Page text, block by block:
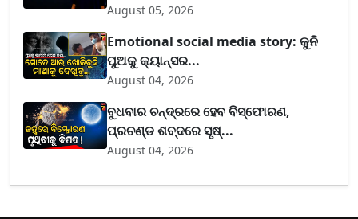
August 05, 2026
Emotional social media story: କୁନି
ପୁଅକୁ କ୍ୟାନ୍ସର...
August 04, 2026
ବୁଧବାର ଚନ୍ଦ୍ରରେ ହେବ ବିସ୍ଫୋରଣ,
ପ୍ରଚଣ୍ଡ ଶବ୍ଦରେ ସୃଷ୍...
August 04, 2026